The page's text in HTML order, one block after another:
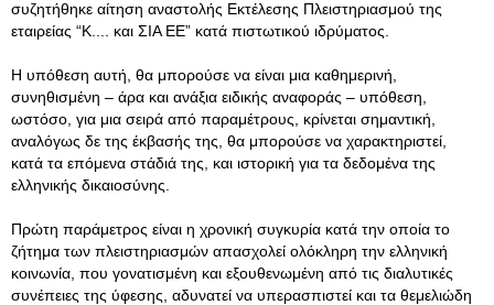
συζητήθηκε αίτηση αναστολής Εκτέλεσης Πλειστηριασμού της
εταιρείας “Κ.... και ΣΙΑ ΕΕ” κατά πιστωτικού ιδρύματος.
Η υπόθεση αυτή, θα μπορούσε να είναι μια καθημερινή,
συνηθισμένη – άρα και ανάξια ειδικής αναφοράς – υπόθεση,
ωστόσο, για μια σειρά από παραμέτρους, κρίνεται σημαντική,
αναλόγως δε της έκβασής της, θα μπορούσε να χαρακτηριστεί,
κατά τα επόμενα στάδιά της, και ιστορική για τα δεδομένα της
ελληνικής δικαιοσύνης.
Πρώτη παράμετρος είναι η χρονική συγκυρία κατά την οποία το
ζήτημα των πλειστηριασμών απασχολεί ολόκληρη την ελληνική
κοινωνία, που γονατισμένη και εξουθενωμένη από τις διαλυτικές
συνέπειες της ύφεσης, αδυνατεί να υπερασπιστεί και τα θεμελιώδη